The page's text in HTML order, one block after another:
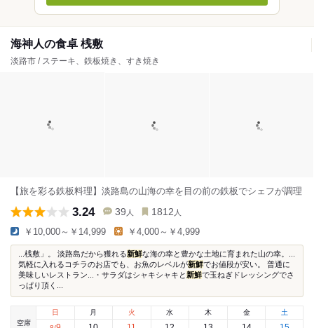
海神人の食卓 桟敷
淡路市 / ステーキ、鉄板焼き、すき焼き
【旅を彩る鉄板料理】淡路島の山海の幸を目の前の鉄板でシェフが調理
3.24 39 人 1812 人
￥10,000～￥14,999 ￥4,000～￥4,999
...桟敷」。 淡路島だから獲れる新鮮な海の幸と豊かな土地に育まれた山の幸。...
気軽に入れるコチラのお店でも、お魚のレベルが新鮮でお値段が安い。 普通に
美味しいレストラン...・サラダはシャキシャキと新鮮で玉ねぎドレッシングでさ
っぱり頂く...
空席
日
月 火 水 木 金 土